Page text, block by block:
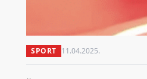
SPORT 11.04.2025.